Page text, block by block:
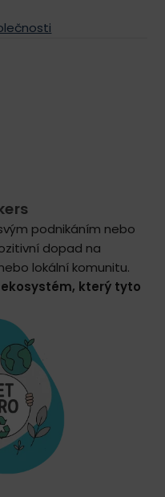
podnikáním nebo
dopad na
lokální komunitu.
který tyto